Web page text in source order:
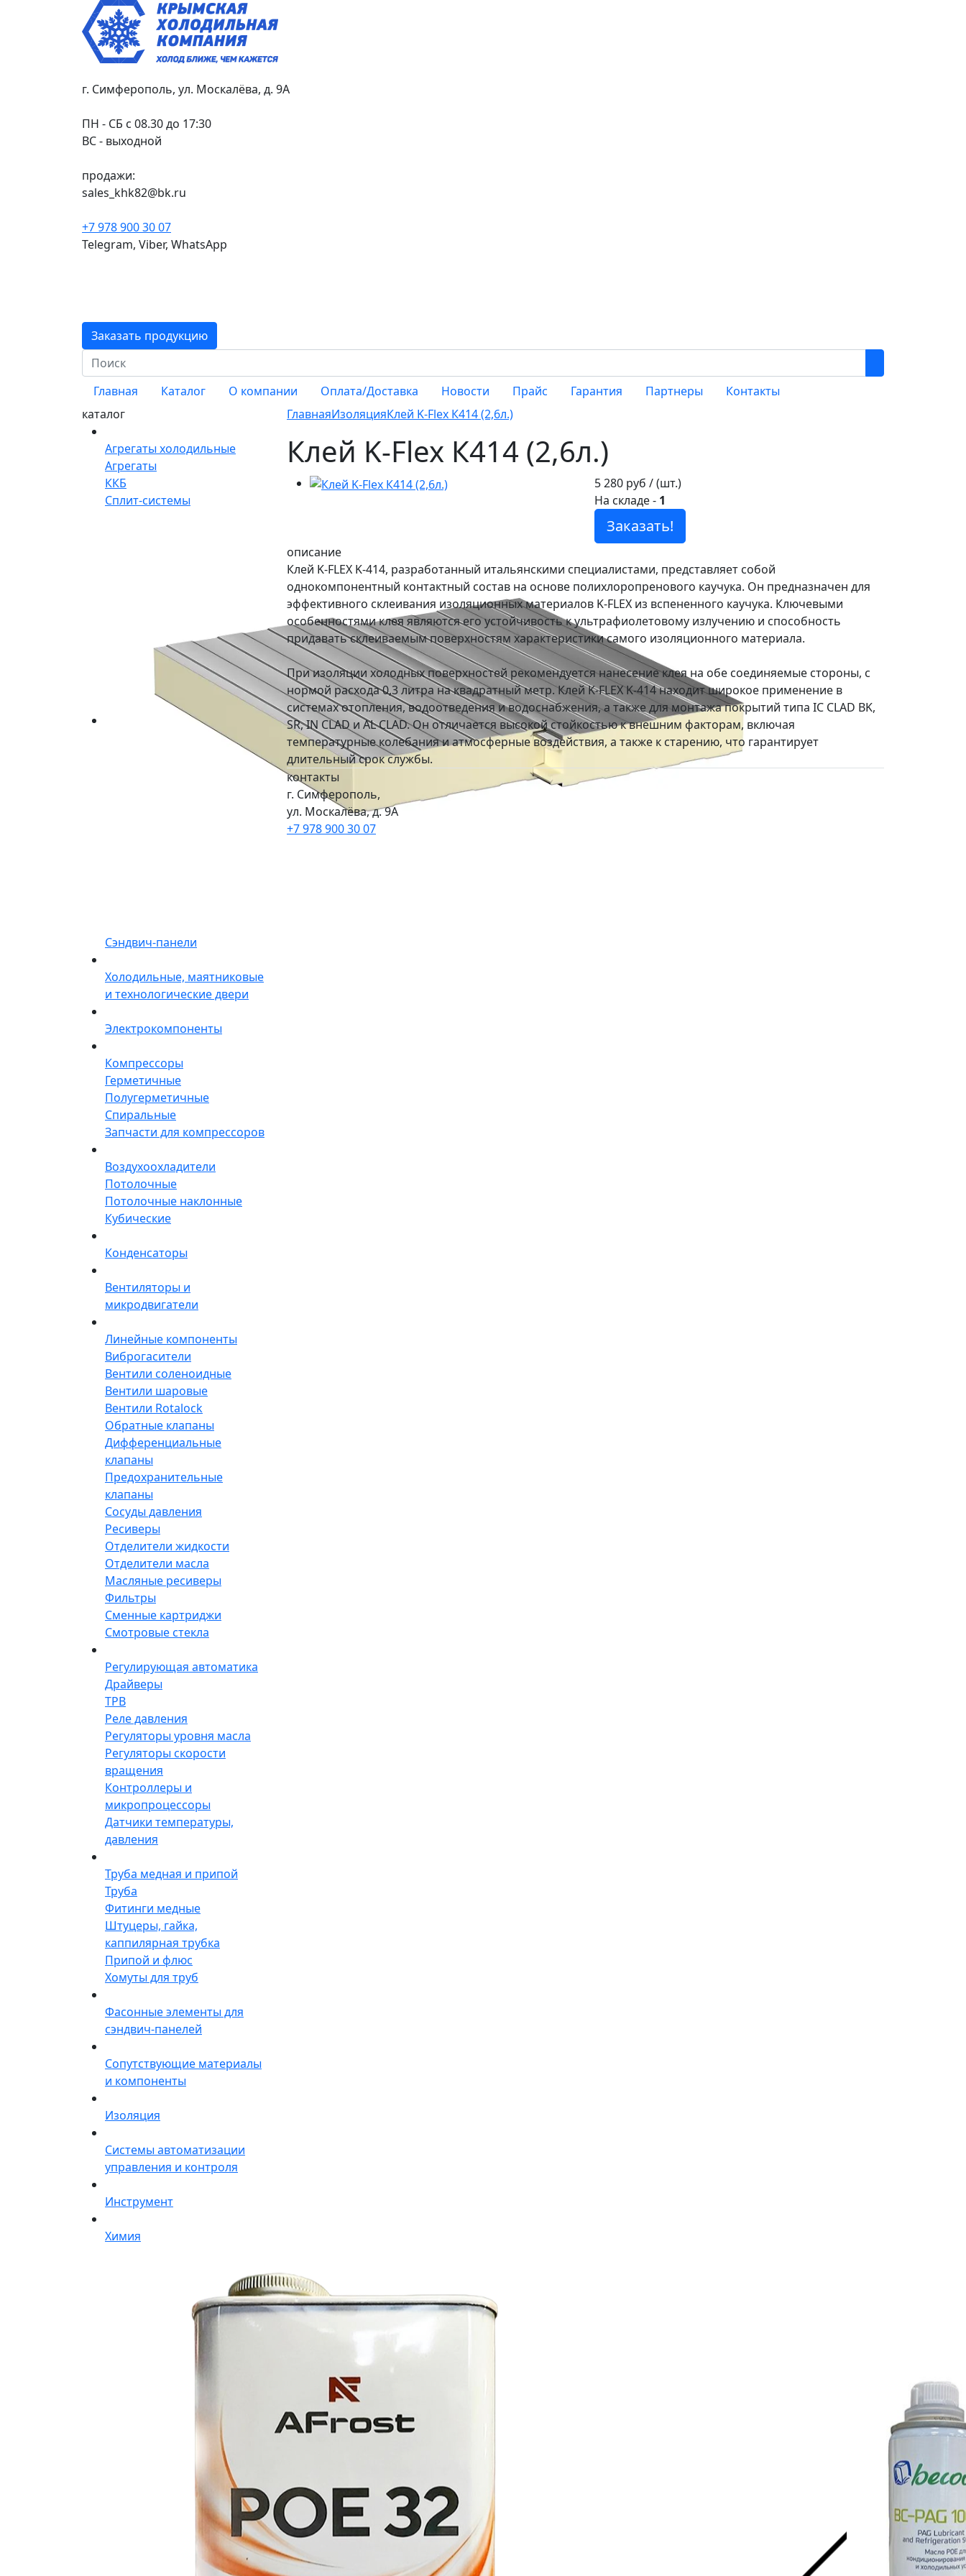
г. Симферополь, ул. Москалёва, д. 9А
ПН - СБ с 08.30 до 17:30
ВС - выходной
продажи:
sales_khk82@bk.ru
+7 978 900 30 07
Telegram, Viber, WhatsApp
Заказать продукцию
Главная Каталог О компании Оплата/Доставка Новости Прайс Гарантия Партнеры
Контакты
каталог
Агрегаты холодильные
Агрегаты
ККБ
Сплит-системы
Сэндвич-панели
Холодильные, маятниковые
и технологические двери
Электрокомпоненты
Компрессоры
Герметичные
Полугерметичные
Спиральные
Запчасти для компрессоров
Воздухоохладители
Потолочные
Потолочные наклонные
Кубические
Конденсаторы
Вентиляторы и
микродвигатели
Линейные компоненты
Виброгасители
Вентили соленоидные
Вентили шаровые
Вентили Rotalock
Обратные клапаны
Дифференциальные
клапаны
Предохранительные
клапаны
Сосуды давления
Ресиверы
Отделители жидкости
Отделители масла
Масляные ресиверы
Фильтры
Сменные картриджи
Смотровые стекла
Регулирующая автоматика
Драйверы
ТРВ
Реле давления
Регуляторы уровня масла
Регуляторы скорости
вращения
Контроллеры и
микропроцессоры
Датчики температуры,
давления
Труба медная и припой
Труба
Фитинги медные
Штуцеры, гайка,
каппилярная трубка
Припой и флюс
Хомуты для труб
Фасонные элементы для
сэндвич-панелей
Сопутствующие материалы
и компоненты
Изоляция
Системы автоматизации
управления и контроля
Инструмент
Химия
ГлавнаяИзоляцияКлей K-Flex К414 (2,6л.)
Клей K-Flex К414 (2,6л.)
5 280 руб / (шт.)
На складе- 1
Заказать!
описание
Клей K-FLEX K-414, разработанный итальянскими специалистами, представляет собой
однокомпонентный контактный состав на основе полихлоропренового каучука. Он предназначен для
эффективного склеивания изоляционных материалов K-FLEX из вспененного каучука. Ключевыми
особенностями клея являются его устойчивость к ультрафиолетовому излучению и способность
придавать склеиваемым поверхностям характеристики самого изоляционного материала.
При изоляции холодных поверхностей рекомендуется нанесение клея на обе соединяемые стороны, с
нормой расхода 0,3 литра на квадратный метр. Клей K-FLEX K-414 находит широкое применение в
системах отопления, водоотведения и водоснабжения, а также для монтажа покрытий типа IC CLAD BK,
SR, IN CLAD и AL CLAD. Он отличается высокой стойкостью к внешним факторам, включая
температурные колебания и атмосферные воздействия, а также к старению, что гарантирует
длительный срок службы.
контакты
г. Симферополь,
ул. Москалёва, д. 9А
+7 978 900 30 07